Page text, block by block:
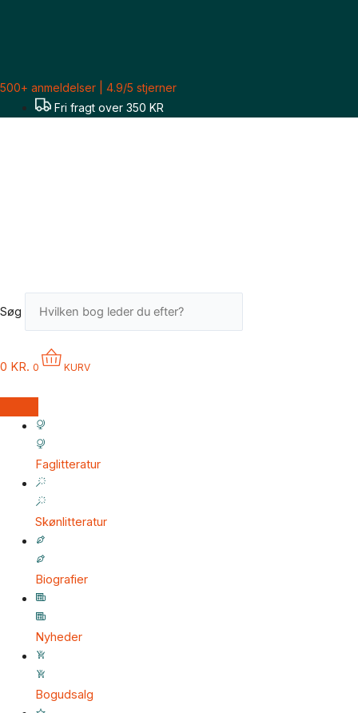
500+ anmeldelser | 4.9/5 stjerner
Fri fragt over 350 KR
Søg
0 KR. 0 KURV
Faglitteratur
Skønlitteratur
Biografier
Nyheder
Bogudsalg